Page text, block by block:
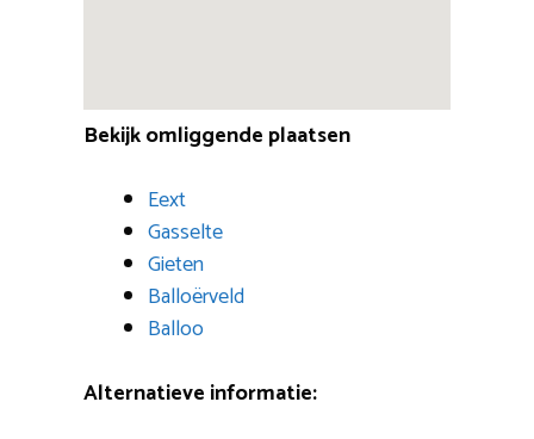
Bekijk omliggende plaatsen
Eext
Gasselte
Gieten
Balloërveld
Balloo
Alternatieve informatie: